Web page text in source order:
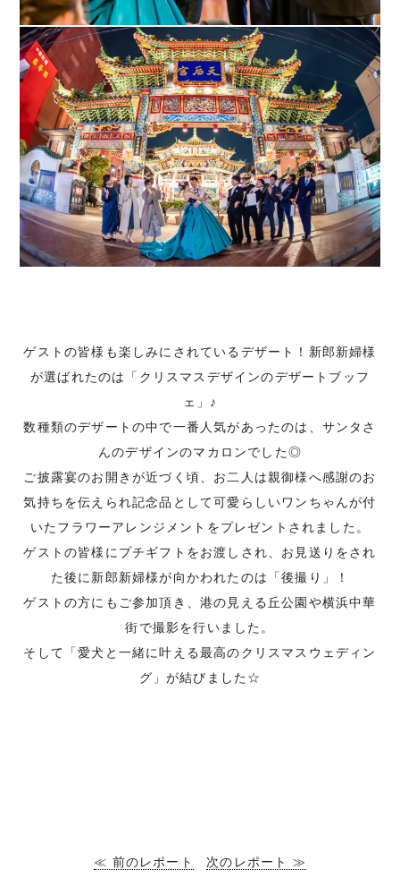
ゲストの皆様も楽しみにされているデザート！新郎新婦様
が選ばれたのは「クリスマスデザインのデザートブッフ
ェ」♪
数種類のデザートの中で一番人気があったのは、サンタさ
んのデザインのマカロンでした◎
ご披露宴のお開きが近づく頃、お二人は親御様へ感謝のお
気持ちを伝えられ記念品として可愛らしいワンちゃんが付
いたフラワーアレンジメントをプレゼントされました。
ゲストの皆様にプチギフトをお渡しされ、お見送りをされ
た後に新郎新婦様が向かわれたのは「後撮り」！
ゲストの方にもご参加頂き、港の見える丘公園や横浜中華
街で撮影を行いました。
そして「愛犬と一緒に叶える最高のクリスマスウェディン
グ」が結びました☆
≪ 前のレポート 次のレポート ≫